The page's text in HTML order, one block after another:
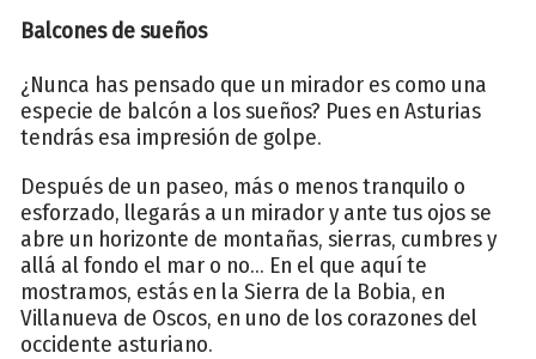
Balcones de sueños
¿Nunca has pensado que un mirador es como una
especie de balcón a los sueños? Pues en Asturias
tendrás esa impresión de golpe.
Después de un paseo, más o menos tranquilo o
esforzado, llegarás a un mirador y ante tus ojos se
abre un horizonte de montañas, sierras, cumbres y
allá al fondo el mar o no... En el que aquí te
mostramos, estás en la Sierra de la Bobia, en
Villanueva de Oscos, en uno de los corazones del
occidente asturiano.